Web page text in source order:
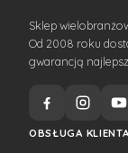
Sklep
Od 2008 roku
gwarancją
OBSŁUGA